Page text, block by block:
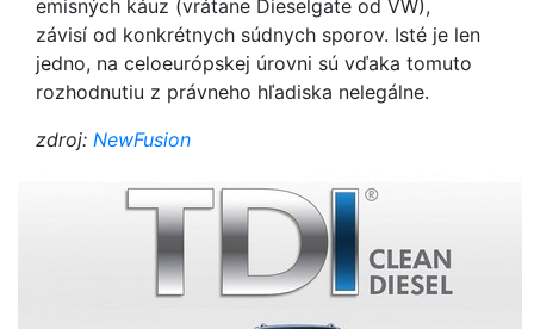
emisných káuz (vrátane Dieselgate od VW),
závisí od konkrétnych súdnych sporov. Isté je len
jedno, na celoeurópskej úrovni sú vďaka tomuto
rozhodnutiu z právneho hľadiska nelegálne.
zdroj: NewFusion